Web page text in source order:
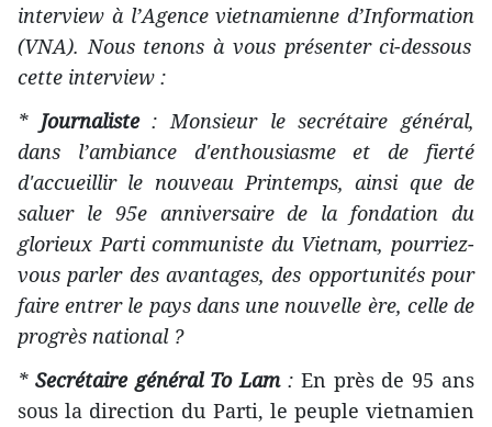
interview à l’Agence vietnamienne d’Information
(VNA). Nous tenons à vous présenter ci-dessous
cette interview :
* Journaliste: Monsieur le secrétaire général,
dans l’ambiance d'enthousiasme et de fierté
d'accueillir le nouveau Printemps, ainsi que de
saluer le 95e anniversaire de la fondation du
glorieux Parti communiste du Vietnam, pourriez-
vous parler des avantages, des opportunités pour
faire entrer le pays dans une nouvelle ère, celle de
progrès national ?
* Secrétaire général To Lam: En près de 95 ans
sous la direction du Parti, le peuple vietnamien